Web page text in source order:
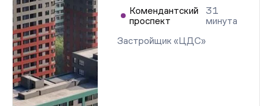
Комендантский
проспект
31
минута
Застройщик «ЦДС»